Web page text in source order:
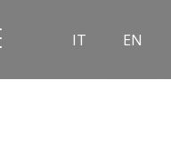
IT EN